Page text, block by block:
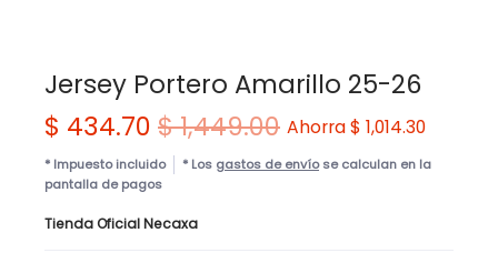
Jersey Portero Amarillo 25-26
$ 434.70 $ 1,449.00 Ahorra$ 1,014.30
* Impuesto incluido * Los gastos de envíose calculan en la
pantalla de pagos
Tienda Oficial Necaxa